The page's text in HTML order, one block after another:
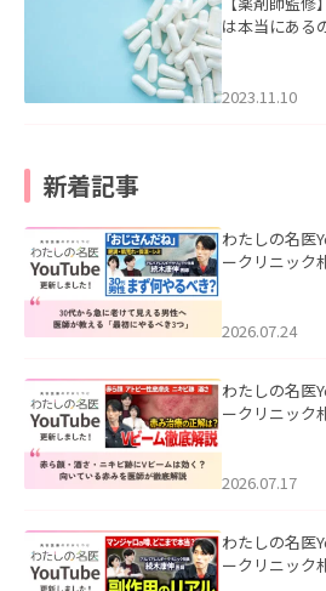
は本当にある
2023.11.10
新着記事
わたしの名医
ークリニック
た。
2026.07.24
わたしの名医
ークリニック
した。
2026.07.17
わたしの名医
ークリニック